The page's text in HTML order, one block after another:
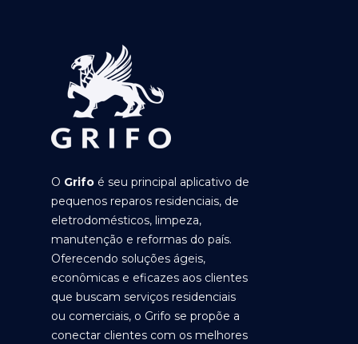
O Grifo é seu principal aplicativo de
pequenos reparos residenciais, de
eletrodomésticos, limpeza,
manutenção e reformas do país.
Oferecendo soluções ágeis,
econômicas e eficazes aos clientes
que buscam serviços residenciais
ou comerciais, o Grifo se propõe a
conectar clientes com os melhores